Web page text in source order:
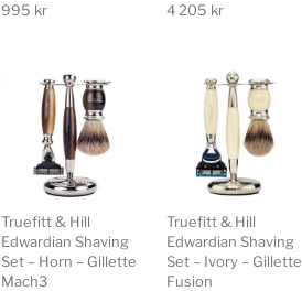
995 kr
4 205 kr
Truefitt & Hill
Edwardian Shaving
Set – Horn – Gillette
Mach3
Truefitt & Hill
Edwardian Shaving
Set – Ivory – Gillette
Fusion